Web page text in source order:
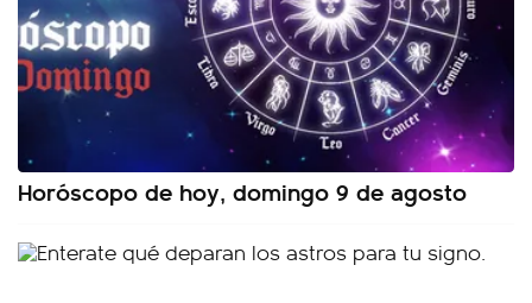
Horóscopo de hoy, domingo 9 de agosto